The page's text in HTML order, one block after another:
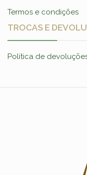
Termos e condições
TROCAS E
Política de